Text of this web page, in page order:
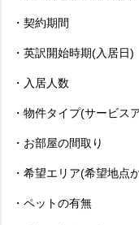
・契約期間
・英訳開始時期(入居日)
・入居人数
・物件タイプ(サービス
・お部屋の間取り
・希望エリア(希望地点
・ペットの有無